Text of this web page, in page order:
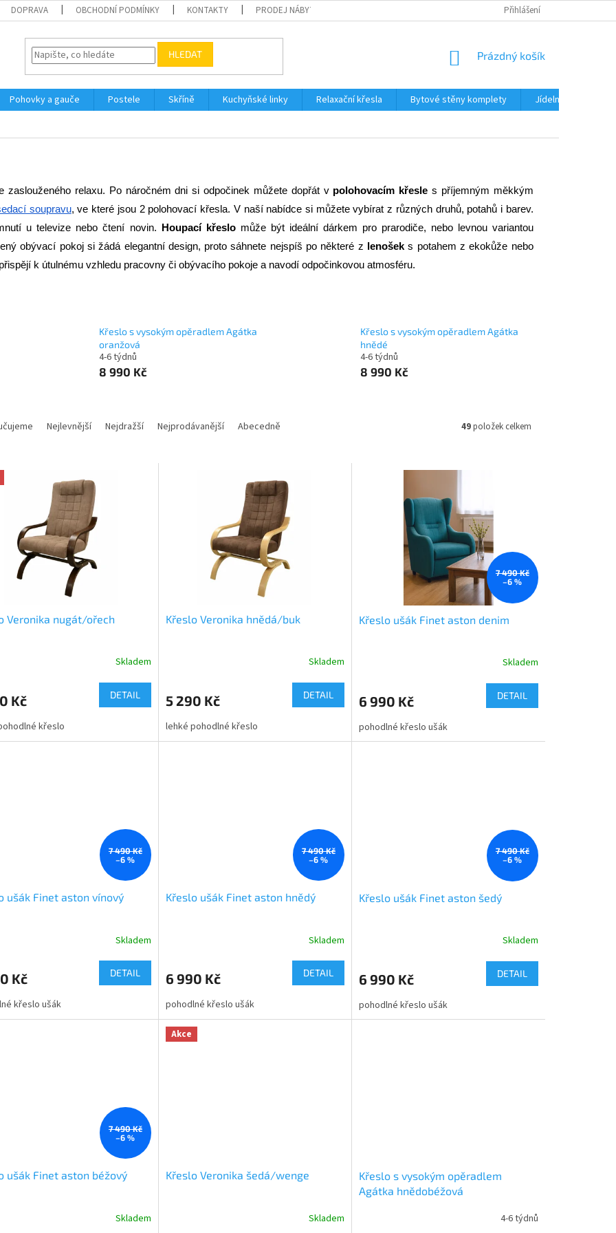
DOPRAVA OBCHODNÍ PODMÍNKY KONTAKTY PRODEJ NÁBYTKU NA SPLÁTKY PODMÍNKY OCHRANY
Přihlášení
HLEDAT
NÁKUPNÍ
Prázdný košík
Pohovky a gauče Postele Skříně Kuchyňské linky Relaxační křesla Bytové stěny komplety Jídelní sety
relaxu. Po náročném dni si odpočinek můžete dopřát v polohovacím křesle s příjemným měkkým
soupravu, ve které jsou 2 polohovací křesla. V naší nabídce si můžete vybírat z různých druhů, potahů i barev.
u televize nebo čtení novin. Houpací křeslo může být ideální dárkem pro prarodiče, nebo levnou variantou
obývací pokoj si žádá elegantní design, proto sáhnete nejspíš po některé z
lenošek
s potahem z ekokůže nebo
k útulnému vzhledu pracovny či obývacího pokoje a navodí odpočinkovou atmosféru.
Křeslo s vysokým opěradlem Agátka
oranžová
4-6 týdnů
8 990 Kč
Křeslo s vysokým opěradlem Agátka
hnědé
4-6 týdnů
8 990 Kč
Nejlevnější Nejdražší Nejprodávanější Abecedně 49položek celkem
Veronika nugát/ořech
Skladem
Kč DETAIL
křeslo
Křeslo Veronika hnědá/buk
je
z
5
Skladem
5 290 Kč DETAIL
lehké pohodlné křeslo
7 490 Kč
–6 %
Křeslo ušák Finet aston denim
Skladem
6 990 Kč DETAIL
pohodlné křeslo ušák
7 490 Kč
–6 %
ušák Finet aston vínový
Skladem
Kč DETAIL
křeslo ušák
7 490 Kč
–6 %
Křeslo ušák Finet aston hnědý
je
z
5
hvězdiček.
Skladem
6 990 Kč DETAIL
pohodlné křeslo ušák
7 490 Kč
–6 %
Křeslo ušák Finet aston šedý
Skladem
6 990 Kč DETAIL
pohodlné křeslo ušák
7 490 Kč
–6 %
ušák Finet aston béžový
Skladem
Akce
Křeslo Veronika šedá/wenge
Skladem
Křeslo s vysokým opěradlem
Agátka hnědobéžová
4-6 týdnů